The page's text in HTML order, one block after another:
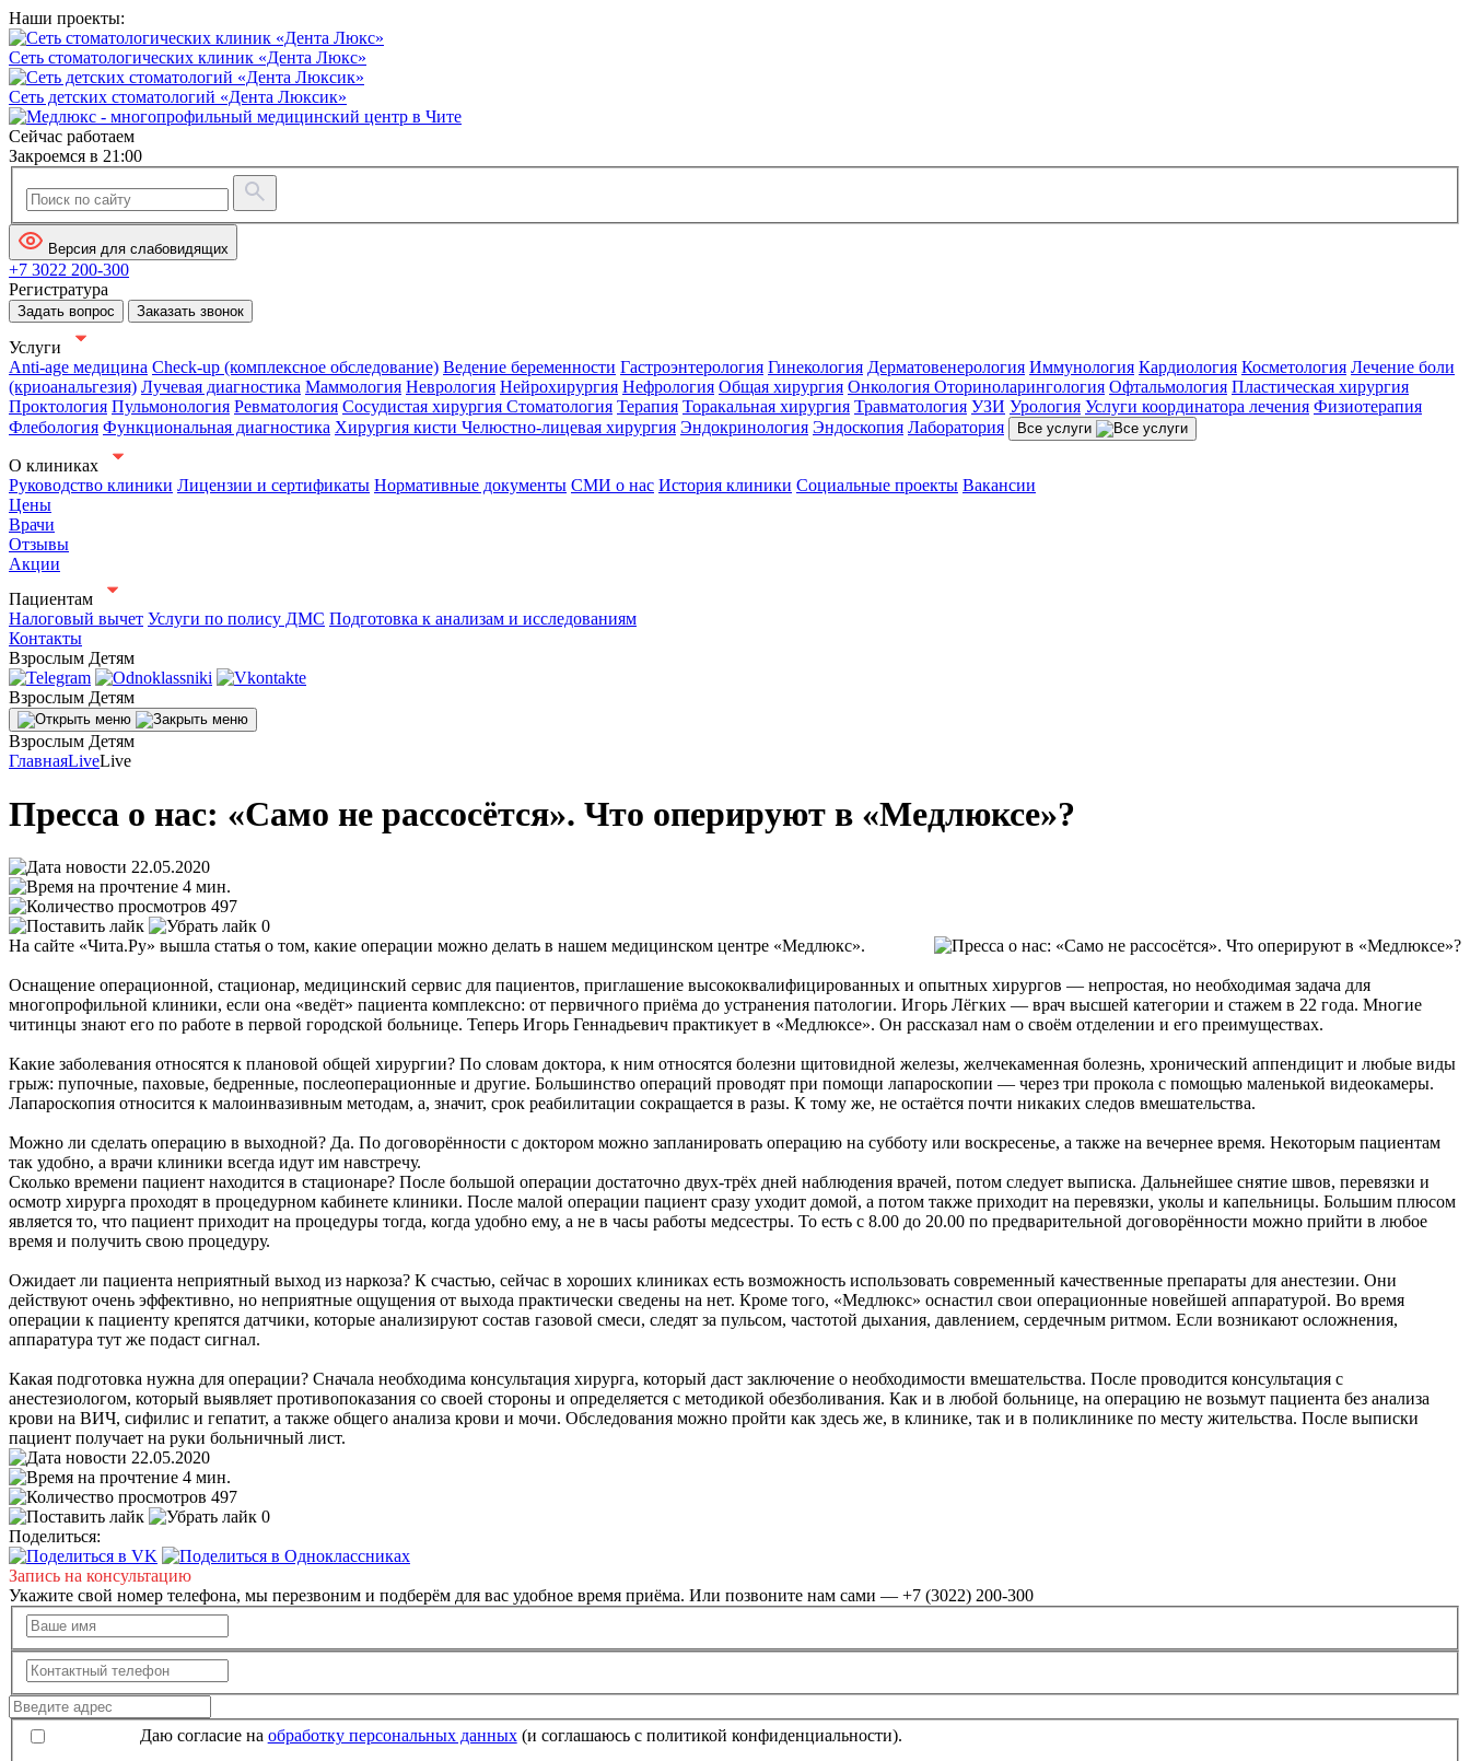
Наши проекты:
Сеть стоматологических клиник «Дента Люкс»
Сеть детских стоматологий «Дента Люксик»
Сейчас работаем
Закроемся в 21:00
Версия для слабовидящих
+7 3022 200-300
Регистратура
Задать вопрос Заказать звонок
Услуги
Anti-age медицина Check-up (комплексное обследование) Ведение беременности Гастроэнтерология Гинекология Дерматовенерология Иммунология Кардиология Косметология Лечение боли
(криоанальгезия) Лучевая диагностика Маммология Неврология Нейрохирургия Нефрология Общая хирургия Онкология Оториноларингология Офтальмология Пластическая хирургия
Проктология Пульмонология Ревматология Сосудистая хирургия Стоматология Терапия Торакальная хирургия Травматология УЗИ Урология Услуги координатора лечения Физиотерапия
Флебология Функциональная диагностика Хирургия кисти Челюстно-лицевая хирургия Эндокринология Эндоскопия Лаборатория Все услуги
О клиниках
Руководство клиники Лицензии и сертификаты Нормативные документы СМИ о нас История клиники Социальные проекты Вакансии
Цены
Врачи
Отзывы
Акции
Пациентам
Налоговый вычет Услуги по полису ДМС Подготовка к анализам и исследованиям
Контакты
Взрослым Детям
Взрослым Детям
Взрослым Детям
ГлавнаяLiveLive
Пресса о нас: «Само не рассосётся». Что оперируют в «Медлюксе»?
22.05.2020
4 мин.
497
0
На сайте «Чита.Ру» вышла статья о том, какие операции можно делать в нашем медицинском центре «Медлюкс».
Оснащение операционной, стационар, медицинский сервис для пациентов, приглашение высококвалифицированных и опытных хирургов — непростая, но необходимая задача для
многопрофильной клиники, если она «ведёт» пациента комплексно: от первичного приёма до устранения патологии. Игорь Лёгких — врач высшей категории и стажем в 22 года. Многие
читинцы знают его по работе в первой городской больнице. Теперь Игорь Геннадьевич практикует в «Медлюксе». Он рассказал нам о своём отделении и его преимуществах.
Какие заболевания относятся к плановой общей хирургии? По словам доктора, к ним относятся болезни щитовидной железы, желчекаменная болезнь, хронический аппендицит и любые виды
грыж: пупочные, паховые, бедренные, послеоперационные и другие. Большинство операций проводят при помощи лапароскопии — через три прокола с помощью маленькой видеокамеры.
Лапароскопия относится к малоинвазивным методам, а, значит, срок реабилитации сокращается в разы. К тому же, не остаётся почти никаких следов вмешательства.
Можно ли сделать операцию в выходной? Да. По договорённости с доктором можно запланировать операцию на субботу или воскресенье, а также на вечернее время. Некоторым пациентам
так удобно, а врачи клиники всегда идут им навстречу.
Сколько времени пациент находится в стационаре? После большой операции достаточно двух-трёх дней наблюдения врачей, потом следует выписка. Дальнейшее снятие швов, перевязки и
осмотр хирурга проходят в процедурном кабинете клиники. После малой операции пациент сразу уходит домой, а потом также приходит на перевязки, уколы и капельницы. Большим плюсом
является то, что пациент приходит на процедуры тогда, когда удобно ему, а не в часы работы медсестры. То есть с 8.00 до 20.00 по предварительной договорённости можно прийти в любое
время и получить свою процедуру.
Ожидает ли пациента неприятный выход из наркоза? К счастью, сейчас в хороших клиниках есть возможность использовать современный качественные препараты для анестезии. Они
действуют очень эффективно, но неприятные ощущения от выхода практически сведены на нет. Кроме того, «Медлюкс» оснастил свои операционные новейшей аппаратурой. Во время
операции к пациенту крепятся датчики, которые анализируют состав газовой смеси, следят за пульсом, частотой дыхания, давлением, сердечным ритмом. Если возникают осложнения,
аппаратура тут же подаст сигнал.
Какая подготовка нужна для операции? Сначала необходима консультация хирурга, который даст заключение о необходимости вмешательства. После проводится консультация с
анестезиологом, который выявляет противопоказания со своей стороны и определяется с методикой обезболивания. Как и в любой больнице, на операцию не возьмут пациента без анализа
крови на ВИЧ, сифилис и гепатит, а также общего анализа крови и мочи. Обследования можно пройти как здесь же, в клинике, так и в поликлинике по месту жительства. После выписки
пациент получает на руки больничный лист.
22.05.2020
4 мин.
497
0
Поделиться:
Запись на консультацию
Укажите свой номер телефона, мы перезвоним и подберём для вас удобное время приёма. Или позвоните нам сами — +7 (3022) 200-300
Даю согласие на обработку персональных данных(и соглашаюсь с политикой конфиденциальности).